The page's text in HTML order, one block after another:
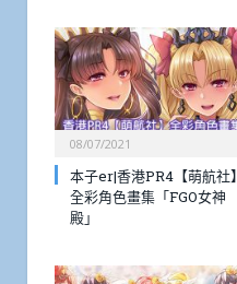
08/07/2021
本子er|香港PR4【萌航社】
全彩角色畫集「FGO女神
殿」